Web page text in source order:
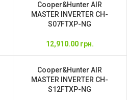
Cooper&Hunter AIR
MASTER INVERTER CH-
S07FTXP-NG
12,910.00 грн.
Cooper&Hunter AIR
MASTER INVERTER CH-
S12FTXP-NG